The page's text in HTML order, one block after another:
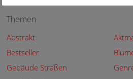
Themen
Abstrakt
Bestseller
Gebäude Straßen